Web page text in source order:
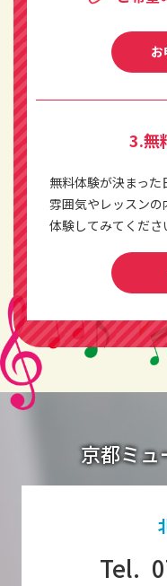
お
3.無
無料体験が決まっ
雰囲気やレッスンの
体験してみてくだ
京都ミュ
Tel.